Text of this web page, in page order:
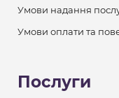
Умови надання
Умови оплати та
Послуги